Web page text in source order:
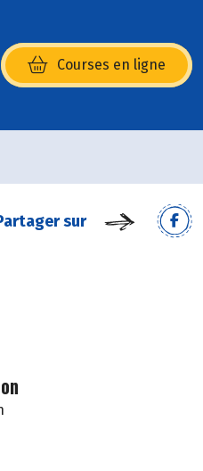
Courses en ligne
fenêtre)
sur